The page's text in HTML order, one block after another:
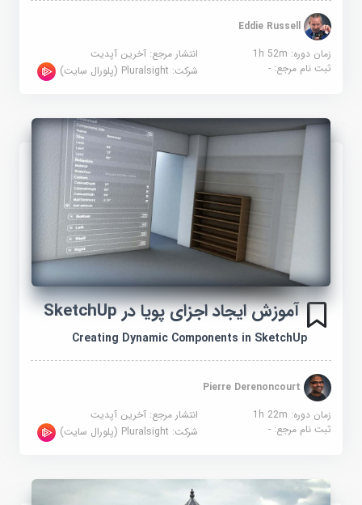
Eddie Russell
زمان دوره: 1h 52m
انتشار مرجع:آخرین آپدیت
ثبت نام مرجع:- شرکت:Pluralsight (پلورال سایت)
آموزش ایجاد اجزای پویا در SketchUp
Creating Dynamic Components in SketchUp
Pierre Derenoncourt
زمان دوره: 1h 22m
انتشار مرجع:آخرین آپدیت
ثبت نام مرجع:- شرکت:Pluralsight (پلورال سایت)